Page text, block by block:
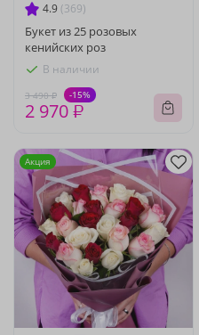
4.9 (369)
Букет из 25 розовых
кенийских роз
В наличии
3 490 ₽ -15%
2 970 ₽
Акция